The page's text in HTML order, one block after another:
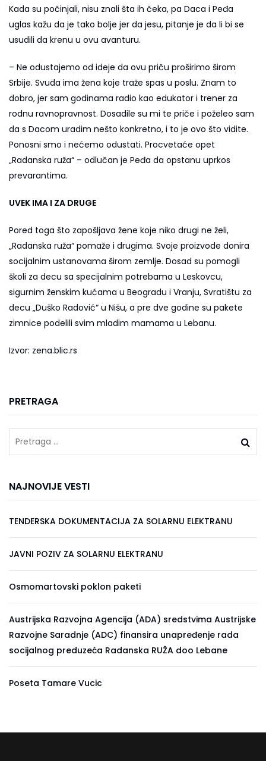
Kada su počinjali, nisu znali šta ih čeka, pa Daca i Peđa
uglas kažu da je tako bolje jer da jesu, pitanje je da li bi se
usudili da krenu u ovu avanturu.
– Ne odustajemo od ideje da ovu priču proširimo širom
Srbije. Svuda ima žena koje traže spas u poslu. Znam to
dobro, jer sam godinama radio kao edukator i trener za
rodnu ravnopravnost. Dosadile su mi te priče i poželeo sam
da s Dacom uradim nešto konkretno, i to je ovo što vidite.
Ponosni smo i nećemo odustati. Procvetaće opet
„Radanska ruža“ – odlučan je Peđa da opstanu uprkos
prevarantima.
UVEK IMA I ZA DRUGE
Pored toga što zapošljava žene koje niko drugi ne želi,
„Radanska ruža“ pomaže i drugima. Svoje proizvode donira
socijalnim ustanovama širom zemlje. Dosad su pomogli
školi za decu sa specijalnim potrebama u Leskovcu,
sigurnim ženskim kućama u Beogradu i Vranju, Svratištu za
decu „Duško Radović“ u Nišu, a pre dve godine su pakete
zimnice podelili svim mladim mamama u Lebanu.
Izvor: zena.blic.rs
PRETRAGA
NAJNOVIJE VESTI
TENDERSKA DOKUMENTACIJA ZA SOLARNU ELEKTRANU
JAVNI POZIV ZA SOLARNU ELEKTRANU
Osmomartovski poklon paketi
Austrijska Razvojna Agencija (ADA) sredstvima Austrijske
Razvojne Saradnje (ADC) finansira unapređenje rada
socijalnog preduzeća Radanska RUŽA doo Lebane
Poseta Tamare Vucic